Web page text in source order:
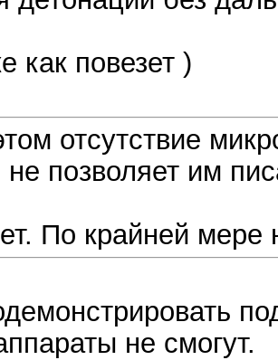
как повезет )
отсутствие
не позволяет им
По крайней мере
не смогут.